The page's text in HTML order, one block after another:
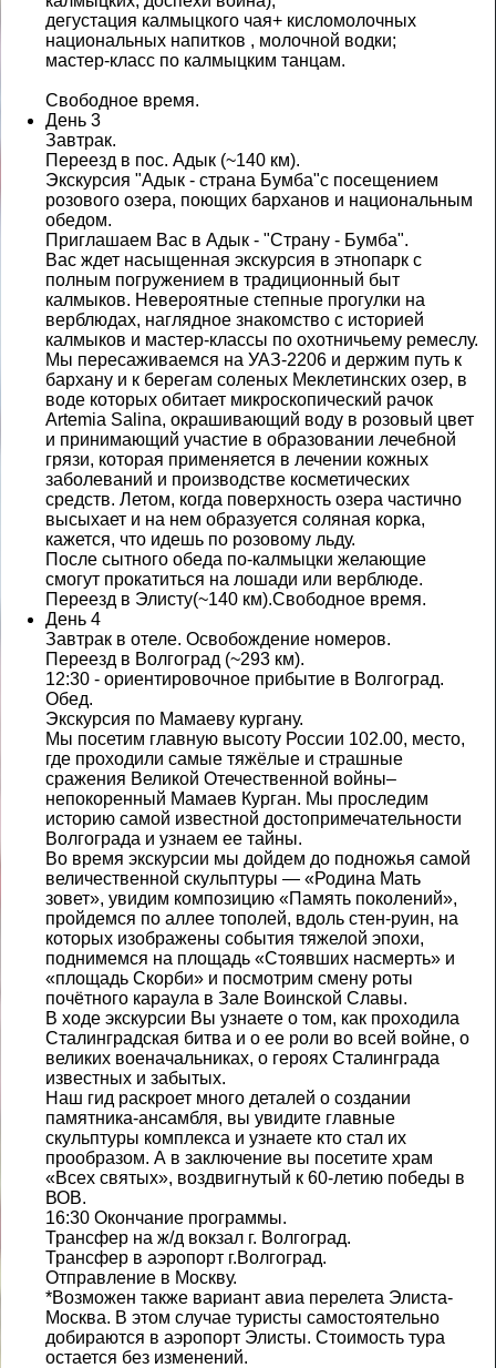
дегустация калмыцкого чая+ кисломолочных
национальных напитков , молочной водки;
мастер-класс по калмыцким танцам.
Свободное время.
День 3
Завтрак.
Переезд в пос. Адык (~140 км).
Экскурсия "Адык - страна Бумба"с посещением
розового озера, поющих барханов и национальным
обедом.
Приглашаем Вас в Адык - "Страну - Бумба".
Вас ждет насыщенная экскурсия в этнопарк с
полным погружением в традиционный быт
калмыков. Невероятные степные прогулки на
верблюдах, наглядное знакомство с историей
калмыков и мастер-классы по охотничьему ремеслу.
Мы пересаживаемся на УАЗ-2206 и держим путь к
бархану и к берегам соленых Меклетинских озер, в
воде которых обитает микроскопический рачок
Artemia Salina, окрашивающий воду в розовый цвет
и принимающий участие в образовании лечебной
грязи, которая применяется в лечении кожных
заболеваний и производстве косметических
средств. Летом, когда поверхность озера частично
высыхает и на нем образуется соляная корка,
кажется, что идешь по розовому льду.
После сытного обеда по-калмыцки желающие
смогут прокатиться на лошади или верблюде.
Переезд в Элисту(~140 км).Свободное время.
День 4
Завтрак в отеле. Освобождение номеров.
Переезд в Волгоград (~293 км).
12:30 - ориентировочное прибытие в Волгоград.
Обед.
Экскурсия по Мамаеву кургану.
Мы посетим главную высоту России 102.00, место,
где проходили самые тяжёлые и страшные
сражения Великой Отечественной войны–
непокоренный Мамаев Курган. Мы проследим
историю самой известной достопримечательности
Волгограда и узнаем ее тайны.
Во время экскурсии мы дойдем до подножья самой
величественной скульптуры — «Родина Мать
зовет», увидим композицию «Память поколений»,
пройдемся по аллее тополей, вдоль стен-руин, на
которых изображены события тяжелой эпохи,
поднимемся на площадь «Стоявших насмерть» и
«площадь Скорби» и посмотрим смену роты
почётного караула в Зале Воинской Славы.
В ходе экскурсии Вы узнаете о том, как проходила
Сталинградская битва и о ее роли во всей войне, о
великих военачальниках, о героях Сталинграда
известных и забытых.
Наш гид раскроет много деталей о создании
памятника-ансамбля, вы увидите главные
скульптуры комплекса и узнаете кто стал их
прообразом. А в заключение вы посетите храм
«Всех святых», воздвигнутый к 60-летию победы в
ВОВ.
16:30 Окончание программы.
Трансфер на ж/д вокзал г. Волгоград.
Трансфер в аэропорт г.Волгоград.
Отправление в Москву.
*Возможен также вариант авиа перелета Элиста-
Москва. В этом случае туристы самостоятельно
добираются в аэропорт Элисты. Стоимость тура
остается без изменений.